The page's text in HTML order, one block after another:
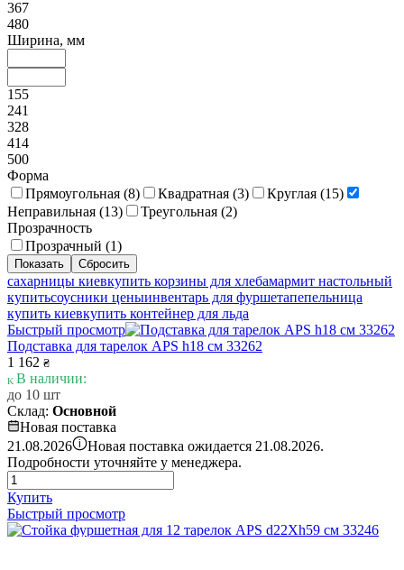
367
480
Ширина, мм
155
241
328
414
500
Форма
Прямоугольная (8) Квадратная (3) Круглая (15)
Неправильная (13) Треугольная (2)
Прозрачность
Прозрачный (1)
сахарницы киевкупить корзины для хлебамармит настольный
купитьсоусники ценыинвентарь для фуршетапепельница
купить киевкупить контейнер для льда
Быстрый просмотр
Подставка для тарелок APS h18 см 33262
1 162 ₴
В наличии:
до 10 шт
Склад: Основной
Новая поставка
21.08.2026 i Новая поставка ожидается 21.08.2026.
Подробности уточняйте у менеджера.
Купить
Быстрый просмотр